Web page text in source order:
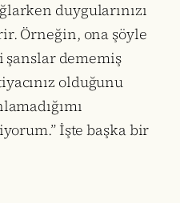
duygularınızı
Örneğin, ona şöyle
dememiş
olduğunu
İşte başka bir